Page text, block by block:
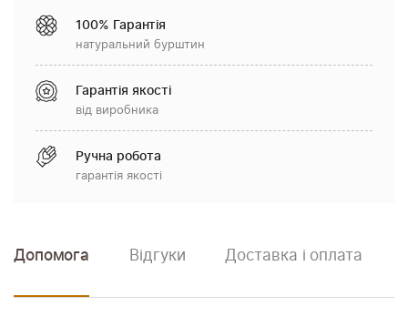
100% Гарантія
натуральний бурштин
Гарантія якості
від виробника
Ручна робота
гарантія якості
Допомога Відгуки Доставка і оплата